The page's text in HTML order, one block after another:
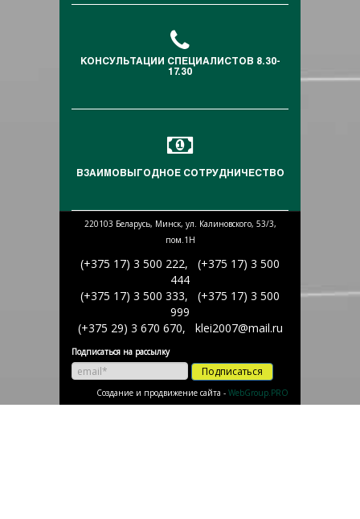
КОНСУЛЬТАЦИИ СПЕЦИАЛИСТОВ 8.30-
17.30
ВЗАИМОВЫГОДНОЕ СОТРУДНИЧЕСТВО
220103 Беларусь, Минск, ул. Калиновского, 53/3,
пом.1Н
(+375 17) 3 500 222, (+375 17) 3 500
444
(+375 17) 3 500 333, (+375 17) 3 500
999
(+375 29) 3 670 670, klei2007@mail.ru
Подписаться на рассылку
Подписаться
Создание и продвижение сайта - WebGroup.PRO